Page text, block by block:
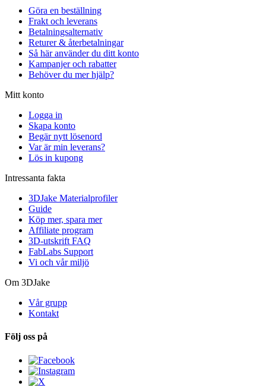
Göra en beställning
Frakt och leverans
Betalningsalternativ
Returer & återbetalningar
Så här använder du ditt konto
Kampanjer och rabatter
Behöver du mer hjälp?
Mitt konto
Logga in
Skapa konto
Begär nytt lösenord
Var är min leverans?
Lös in kupong
Intressanta fakta
3DJake Materialprofiler
Guide
Köp mer, spara mer
Affiliate program
3D-utskrift FAQ
FabLabs Support
Vi och vår miljö
Om 3DJake
Vår grupp
Kontakt
Följ oss på